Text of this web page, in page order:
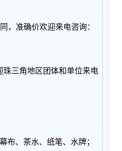
，准确价欢迎来电咨询：
珠三角地区团体和单位来电
布、茶水、纸笔、水牌；